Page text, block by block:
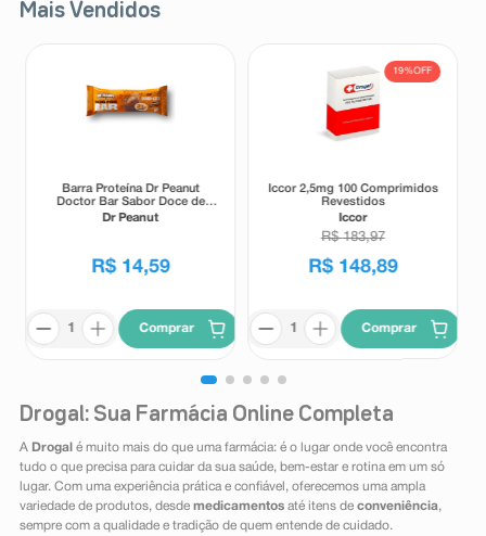
Mais Vendidos
Barra Proteína Dr Peanut
Doctor Bar Sabor Doce de
Leite 62g
Dr Peanut
R$ 14,59
Comprar
19%OFF
Iccor 2,5mg 100 Comprimidos
Revestidos
Iccor
R$ 183,97
R$ 148,89
Comprar
Drogal: Sua Farmácia Online Completa
A Drogal é muito mais do que uma farmácia: é o lugar onde você encontra
tudo o que precisa para cuidar da sua saúde, bem-estar e rotina em um só
lugar. Com uma experiência prática e confiável, oferecemos uma ampla
variedade de produtos, desde medicamentosaté itens de conveniência,
sempre com a qualidade e tradição de quem entende de cuidado.